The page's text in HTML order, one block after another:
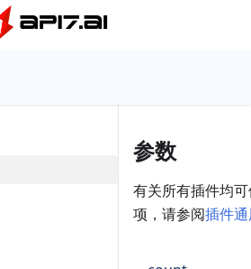
参数
有关所有插件均
项，请参阅插件